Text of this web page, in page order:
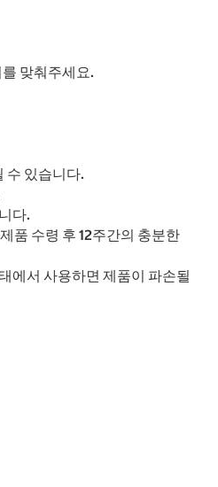
맞춰주세요.
수 있습니다.
다.
품 수령 후 12주간의 충분한
에서 사용하면 제품이 파손될